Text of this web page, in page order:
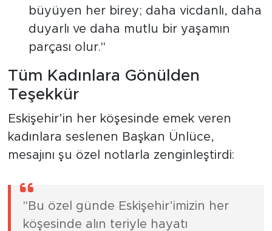
büyüyen her birey; daha vicdanlı, daha
duyarlı ve daha mutlu bir yaşamın
parçası olur."
Tüm Kadınlara Gönülden
Teşekkür
Eskişehir’in her köşesinde emek veren
kadınlara seslenen Başkan Ünlüce,
mesajını şu özel notlarla zenginleştirdi:
"Bu özel günde Eskişehir’imizin her
köşesinde alın teriyle hayatı